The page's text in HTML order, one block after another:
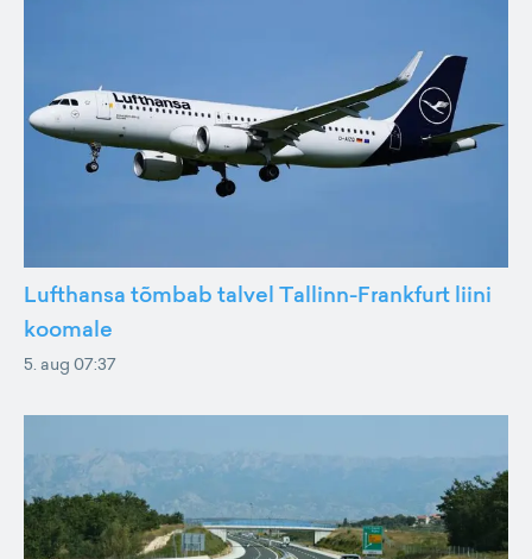
Lufthansa tõmbab talvel Tallinn-Frankfurt liini
koomale
5. aug 07:37